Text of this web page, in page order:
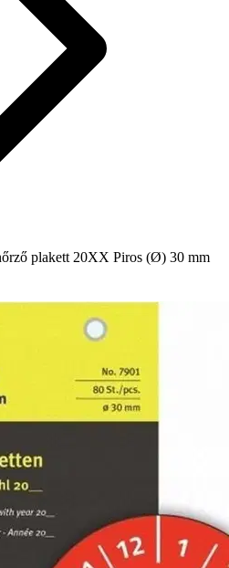
plakett 20XX Piros (Ø) 30 mm